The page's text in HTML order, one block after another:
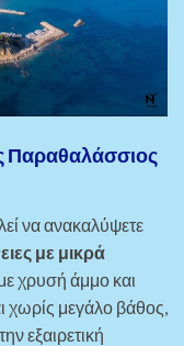
Παραθαλάσσιος
να ανακαλύψετε
με μικρά
χρυσή άμμο και
χωρίς μεγάλο βάθος,
εξαιρετική